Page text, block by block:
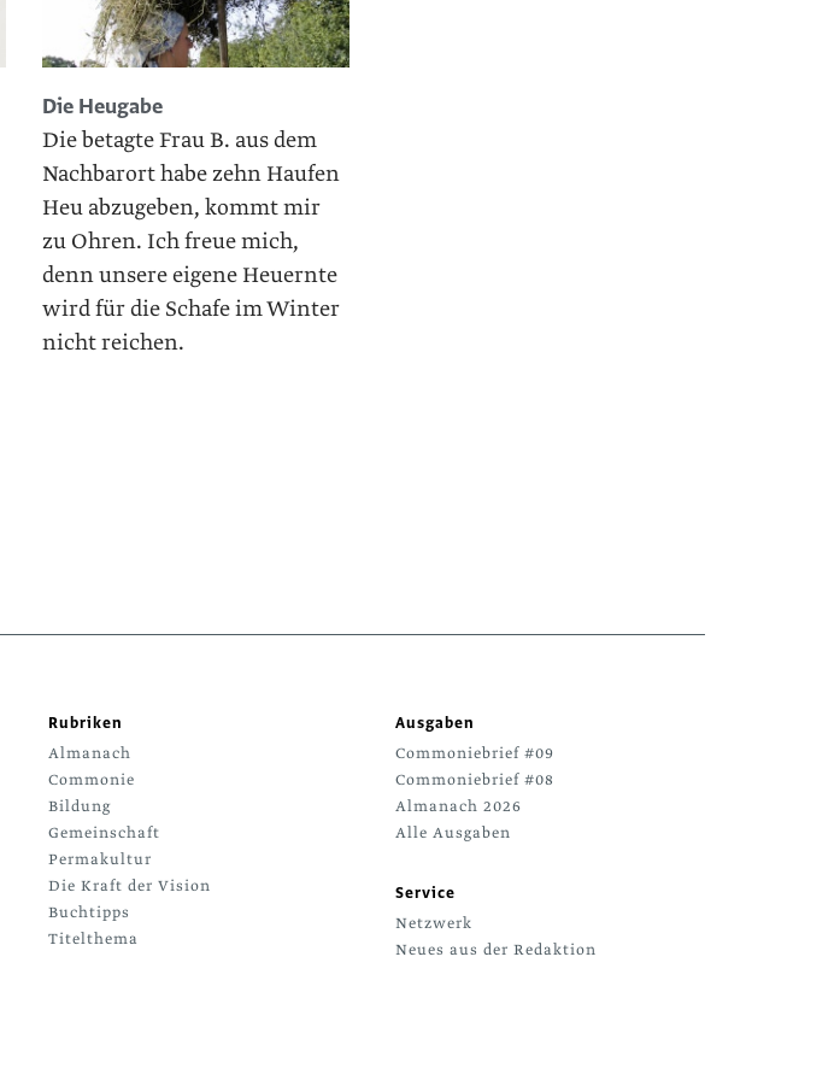
Die Heugabe
Die betagte Frau B. aus dem
Nachbarort habe zehn Haufen
Heu abzugeben, kommt mir
zu Ohren. Ich freue mich,
denn unsere eigene Heuernte
wird für die Schafe im Winter
nicht reichen.
Rubriken
Almanach
Commonie
Bildung
Gemeinschaft
Permakultur
Die Kraft der Vision
Buchtipps
Titelthema
Ausgaben
Commoniebrief #09
Commoniebrief #08
Almanach 2026
Alle Ausgaben
Service
Netzwerk
Neues aus der Redaktion